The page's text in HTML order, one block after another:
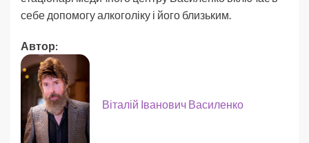
себе допомогу алкоголіку і його близьким.
Автор:
Віталій Іванович Василенко